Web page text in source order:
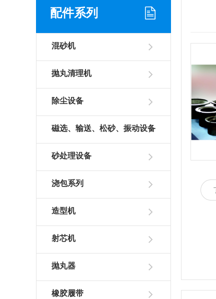
配件系列
混砂机
抛丸清理机
除尘设备
磁选、输送、松砂、振动设备
砂处理设备
浇包系列
造型机
射芯机
抛丸器
橡胶履带